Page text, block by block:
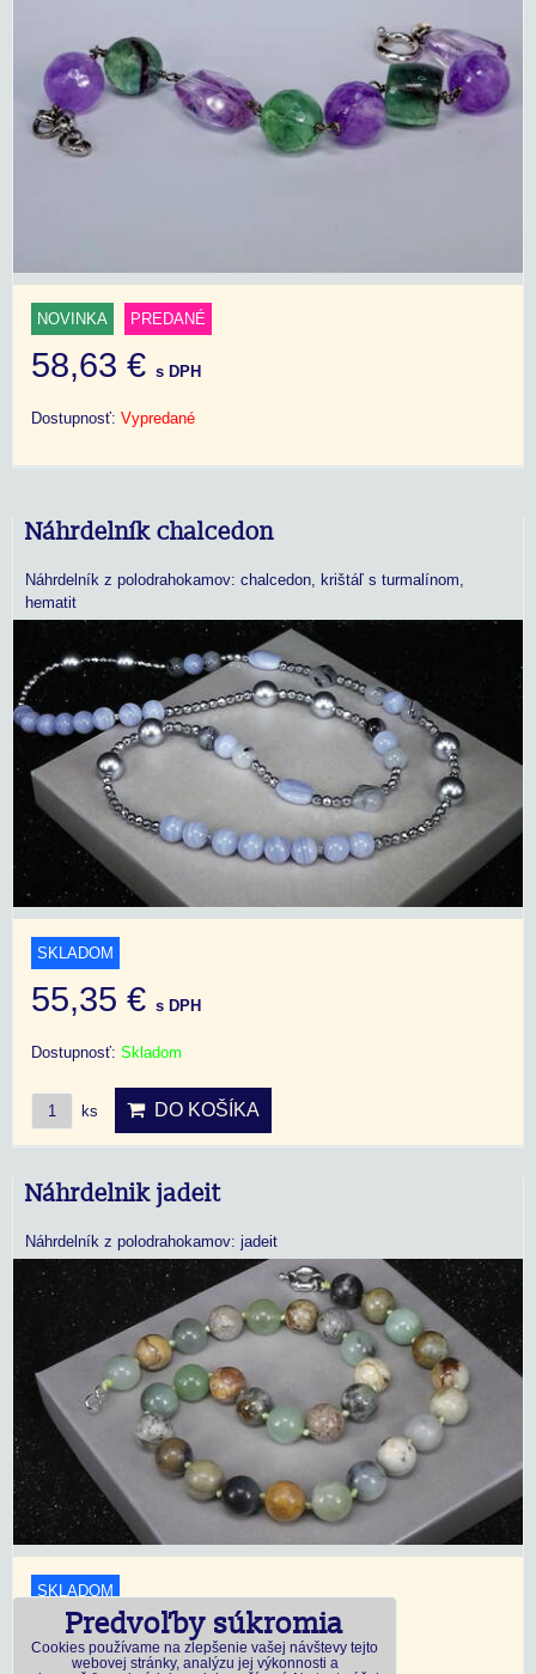
NOVINKA PREDANÉ
58,63 € s DPH
Dostupnosť: Vypredané
Náhrdelník chalcedon
Náhrdelník z polodrahokamov: chalcedon, krištáľ s turmalínom,
hematit
SKLADOM
55,35 € s DPH
Dostupnosť: Skladom
ks DO KOŠÍKA
Náhrdelnik jadeit
Náhrdelník z polodrahokamov: jadeit
SKLADOM
18,45 €s DPH
Predvoľby súkromia
Cookies používame na zlepšenie vašej návštevy tejto
webovej stránky, analýzu jej výkonnosti a